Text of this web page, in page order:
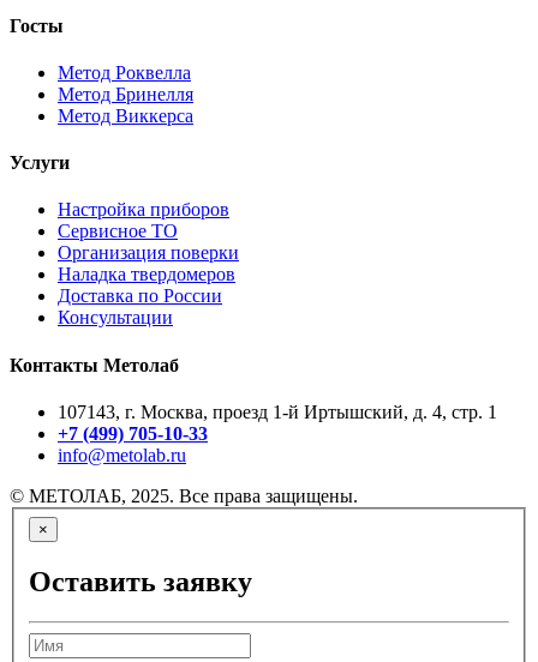
Госты
Метод Роквелла
Метод Бринелля
Метод Виккерса
Услуги
Настройка приборов
Сервисное ТО
Организация поверки
Наладка твердомеров
Доставка по России
Консультации
Контакты Метолаб
107143, г. Москва, проезд 1-й Иртышский, д. 4, стр. 1
+7 (499) 705-10-33
info@metolab.ru
© МЕТОЛАБ, 2025. Все права защищены.
×
Оставить заявку